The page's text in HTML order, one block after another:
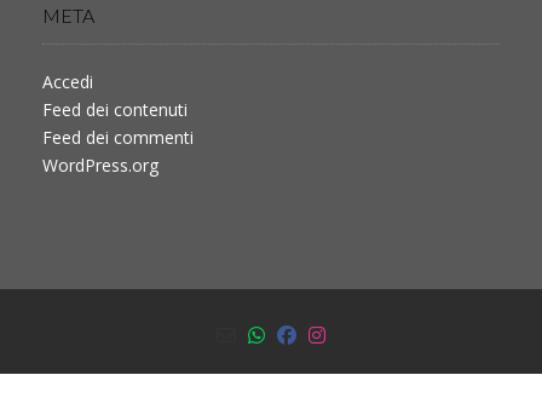
META
Accedi
Feed dei contenuti
Feed dei commenti
WordPress.org